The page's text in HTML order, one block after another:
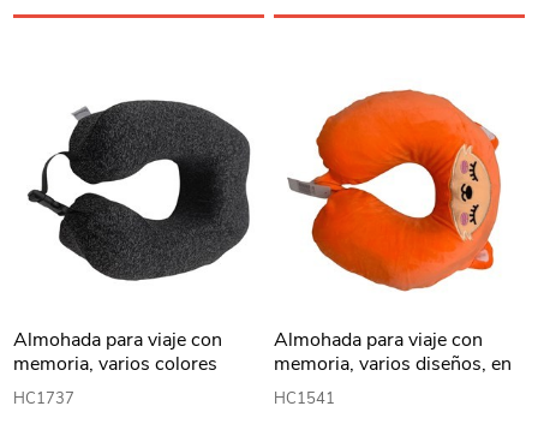
Almohada para viaje con
memoria, varios colores
HC1737
Almohada para viaje con
memoria, varios diseños, en
bolsa
HC1541